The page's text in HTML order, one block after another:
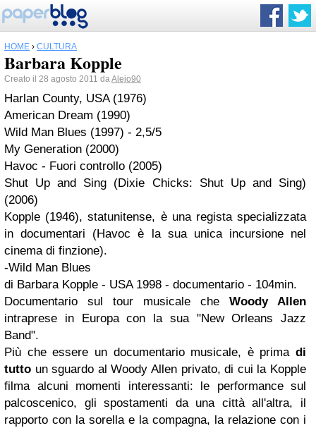
HOME › CULTURA
Barbara Kopple
Creato il 28 agosto 2011 daAlejo90
Harlan County, USA (1976)
American Dream (1990)
Wild Man Blues (1997) - 2,5/5
My Generation (2000)
Havoc - Fuori controllo (2005)
Shut Up and Sing (Dixie Chicks: Shut Up and Sing)
(2006)
Kopple (1946), statunitense, è una regista specializzata
in documentari (Havoc è la sua unica incursione nel
cinema di finzione).
-Wild Man Blues
di Barbara Kopple - USA 1998 - documentario - 104min.
Documentario sul tour musicale che Woody Allen
intraprese in Europa con la sua "New Orleans Jazz
Band".
Più che essere un documentario musicale, è prima di
tutto un sguardo al Woody Allen privato, di cui la Kopple
filma alcuni momenti interessanti: le performance sul
palcoscenico, gli spostamenti da una città all'altra, il
rapporto con la sorella e la compagna, la relazione con i